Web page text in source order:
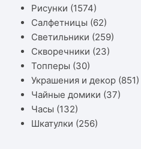
Рисунки (1574)
Салфетницы (62)
Светильники (259)
Скворечники (23)
Топперы (30)
Украшения и декор (851)
Чайные домики (37)
Часы (132)
Шкатулки (256)